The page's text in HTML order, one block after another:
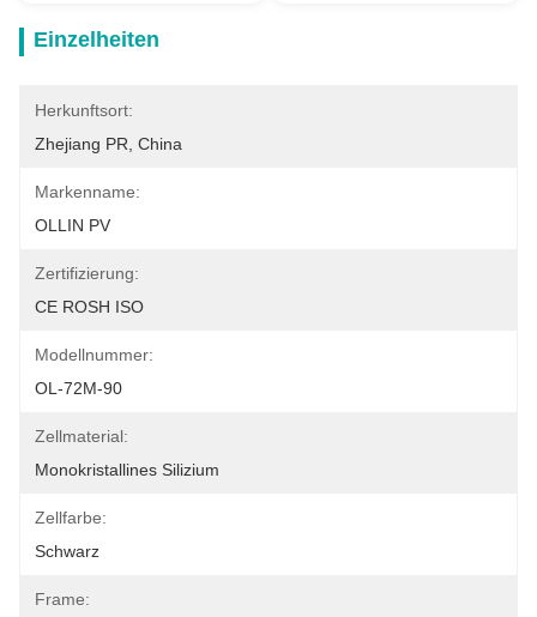
Einzelheiten
Herkunftsort:
Zhejiang PR, China
Markenname:
OLLIN PV
Zertifizierung:
CE ROSH ISO
Modellnummer:
OL-72M-90
Zellmaterial:
Monokristallines Silizium
Zellfarbe:
Schwarz
Frame: